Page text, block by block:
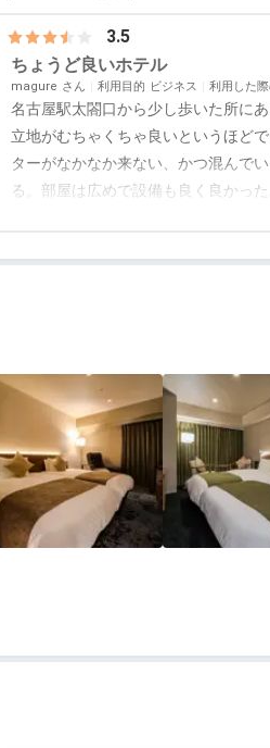
3.5
ちょうど良いホテル
magure 利用目的 ビジネス 利用した
名古屋駅太閤口から少し歩いた所に
立地がむちゃくちゃ良いというほど
ターがなかなか来ない、かつ混んで
る。部屋は広めで設備も良く良かっ
いくスタイルだが、ホテルからアナ